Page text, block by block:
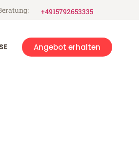
+4915792653335
Angebot erhalten